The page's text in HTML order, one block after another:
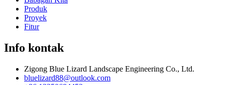
Produk
Proyek
Fitur
Info kontak
Zigong Blue Lizard Landscape Engineering Co., Ltd.
bluelizard88@outlook.com